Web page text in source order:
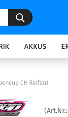
Suche...
AKKUS
CH Reifen)
(Art.Nr.: